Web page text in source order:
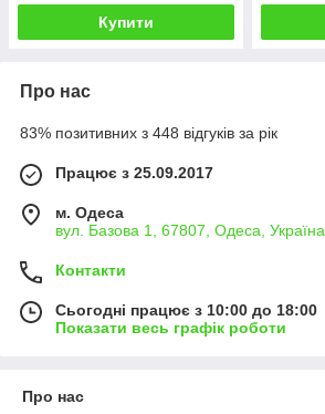
Купити
Про нас
83% позитивних з 448 відгуків за рік
Працює з 25.09.2017
м. Одеса
вул. Базова 1, 67807, Одеса, Україна
Контакти
Сьогодні працює з 10:00 до 18:00
Показати весь графік роботи
Про нас